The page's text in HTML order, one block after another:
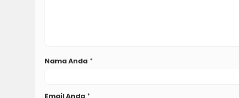
Nama Anda *
Email Anda *